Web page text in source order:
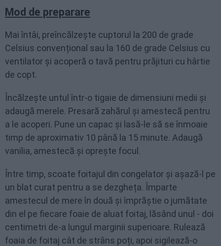
Mod de preparare
Mai întâi, preîncălzește cuptorul la 200 de grade
Celsius convențional sau la 160 de grade Celsius cu
ventilator și acoperă o tavă pentru prăjituri cu hârtie
de copt.
Încălzește untul într-o tigaie de dimensiuni medii și
adaugă merele. Presară zahărul și amestecă pentru
a le acoperi. Pune un capac și lasă-le să se înmoaie
timp de aproximativ 10 până la 15 minute. Adaugă
vanilia, amestecă și oprește focul.
Între timp, scoate foitajul din congelator și așază-l pe
un blat curat pentru a se dezgheța. Împarte
amestecul de mere în două și împrăștie o jumătate
din el pe fiecare foaie de aluat foitaj, lăsând unul - doi
centimetri de-a lungul marginii superioare. Rulează
foaia de foitaj cât de strâns poți, apoi sigilează-o